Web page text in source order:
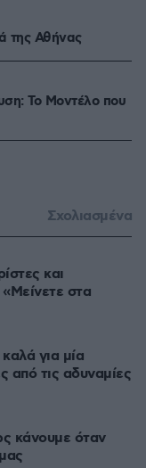
της Αθήνας
Το Mοντέλο που
Σχολιασμένα
και
στα
για μία
από τις αδυναμίες
κάνουμε όταν